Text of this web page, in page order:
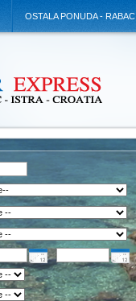
OSTALA PONUDA - RABAC